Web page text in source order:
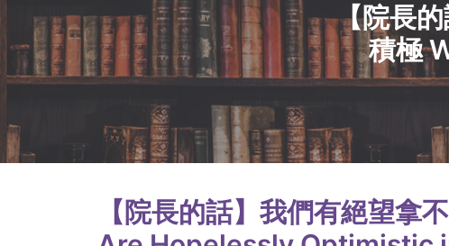
【院長
積極
【院長的話】我們有絕望拿